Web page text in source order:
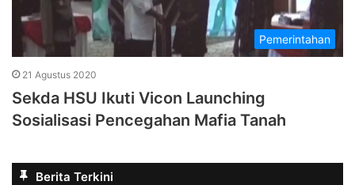
Pemerintahan
21 Agustus 2020
Sekda HSU Ikuti Vicon Launching
Sosialisasi Pencegahan Mafia Tanah
Berita Terkini